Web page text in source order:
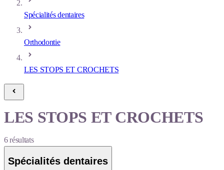
Spécialités dentaires
Orthodontie
LES STOPS ET CROCHETS
LES STOPS ET CROCHETS
6résultats
Spécialités dentaires